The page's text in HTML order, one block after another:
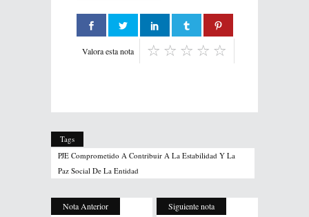
Valora esta nota
Tags
PJE Comprometido A Contribuir A La Estabilidad Y La
Paz Social De La Entidad
Nota Anterior Siguiente nota